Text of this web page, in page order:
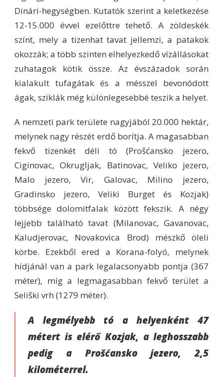
Dinári-hegységben. Kutatók szerint a keletkezése
12-15.000 évvel ezelőttre tehető. A zöldeskék
színt, mely a tizenhat tavat jellemzi, a patakok
okozzák; a több szinten elhelyezkedő vízállásokat
zuhatagok kötik össze. Az évszázadok során
kialakult tufagátak és a mésszel bevonódott
ágak, sziklák még különlegesebbé teszik a helyet.
A nemzeti park területe nagyjából 20.000 hektár,
melynek nagy részét erdő borítja. A magasabban
fekvő tizenkét déli tó (Prošćansko jezero,
Ciginovac, Okrugljak, Batinovac, Veliko jezero,
Malo jezero, Vir, Galovac, Milino jezero,
Gradinsko jezero, Veliki Burget és Kozjak)
többsége dolomitfalak között fekszik. A négy
lejjebb található tavat (Milanovac, Gavanovac,
Kaludjerovac, Novakovica Brod) mészkő öleli
körbe. Ezekből ered a Korana-folyó, melynek
hídjánál van a park legalacsonyabb pontja (367
méter), míg a legmagasabban fekvő terület a
Seliški vrh (1279 méter).
A legmélyebb tó a helyenként 47
métert is elérő Kozjak, a leghosszabb
pedig a Prošćansko jezero, 2,5
kilométerrel.